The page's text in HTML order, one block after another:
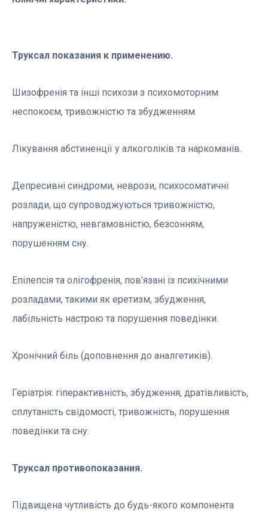
Труксал показания к применению.
Шизофренія та інші психози з психомоторним
неспокоєм, тривожністю та збудженням.
Лікування абстиненції у алкоголіків та наркоманів.
Депресивні синдроми, неврози, психосоматичні
розлади, що супроводжуються тривожністю,
напруженістю, невгамовністю, безсонням,
порушенням сну.
Епілепсія та олігофренія, пов’язані із психічними
розладами, такими як еретизм, збудження,
лабільність настрою та порушення поведінки.
Хронічний біль (доповнення до аналгетиків).
Геріатрія: гіперактивність, збудження, дратівливість,
сплутаність свідомості, тривожність, порушення
поведінки та сну.
Труксал противопоказания.
Підвищена чутливість до будь-якого компонента